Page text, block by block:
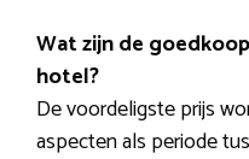
Wat zijn de
hotel?
De voordeligste prijs
aspecten als periode